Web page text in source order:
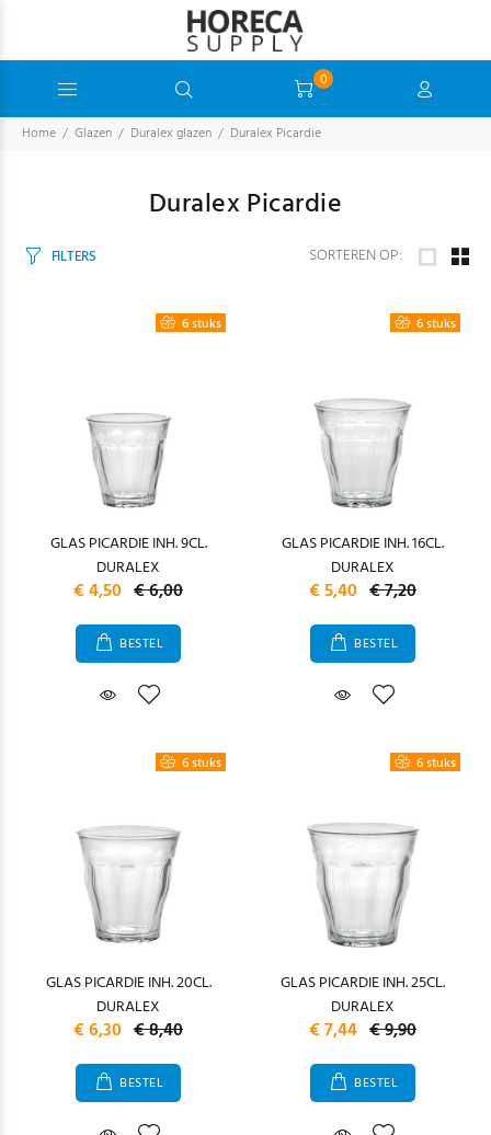
0
Home Glazen Duralex glazen Duralex Picardie
Duralex Picardie
FILTERS SORTEREN OP:
6 stuks
GLAS PICARDIE INH. 9CL.
DURALEX
€ 4,50 € 6,00
BESTEL
6 stuks
GLAS PICARDIE INH. 16CL.
DURALEX
€ 5,40 € 7,20
BESTEL
6 stuks
GLAS PICARDIE INH. 20CL.
DURALEX
€ 6,30 € 8,40
BESTEL
6 stuks
GLAS PICARDIE INH. 25CL.
DURALEX
€ 7,44 € 9,90
BESTEL